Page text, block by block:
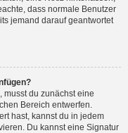
dass normale Benutzer
jemand darauf geantwortet
musst du zunächst eine
Bereich entwerfen.
hast, kannst du in jedem
Du kannst eine Signatur